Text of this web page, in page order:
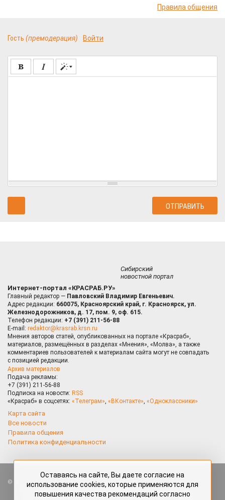
Правила общения
Гость (премодерация) Войти
Сибирский
новостной портал
Интернет-портал «КРАСРАБ.РУ»
Главный редактор — Павловский Владимир Евгеньевич.
Адрес редакции: 660075, Красноярский край, г. Красноярск, ул.
Железнодорожников, д. 17, пом. 9, оф. 615.
Телефон редакции: +7 (391) 211-56-88
E-mail: redaktor@krasrab.krsn.ru
Мнения авторов статей, опубликованных на портале «Красраб»,
материалов, размещённых в разделах «Мнения», «Молва», а также
комментариев пользователей к материалам сайта могут не совпадать
с позицией редакции.
Архив материалов
Подача рекламы:
+7 (391) 211-56-88
Подписка на новости: RSS
«Красраб» в соцсетях: «Телеграм», «ВКонтакте», «Одноклассники»
Карта сайта
Все новости
Правила общения
Политика конфиденциальности
Все права защищены. Любые материалы, размещённые на портале
«Красраб.ру» сотрудниками редакции, нештатными авторами
и читателями, являются объектами авторского права. Полное или
Оставаясь на сайте, Вы даете согласие на
использование cookies, которые применяются для
повышения качества рекомендаций согласно